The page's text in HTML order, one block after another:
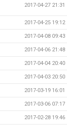
2017-04-27 21:31
2017-04-25 19:12
2017-04-08 09:43
2017-04-06 21:48
2017-04-04 20:40
2017-04-03 20:50
2017-03-19 16:01
2017-03-06 07:17
2017-02-28 19:46